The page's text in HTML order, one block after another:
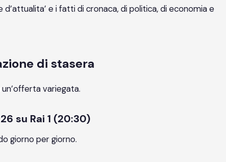
e i fatti di cronaca, di politica, di economia e
di stasera
variegata.
su Rai 1 (20:30)
giorno per giorno.